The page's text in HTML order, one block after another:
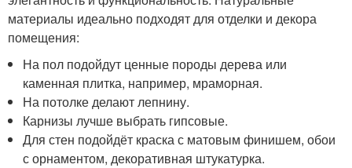
материалы идеально подходят для отделки и декора
помещения:
На пол подойдут ценные породы дерева или
каменная плитка, например, мраморная.
На потолке делают лепнину.
Карнизы лучше выбрать гипсовые.
Для стен подойдёт краска с матовым финишем, обои
с орнаментом, декоративная штукатурка.